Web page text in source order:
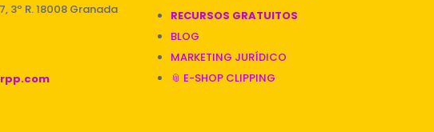
3º R. 18008 Granada
RECURSOS GRATUITOS
BLOG
MARKETING JURÍDICO
📎 E-SHOP CLIPPING